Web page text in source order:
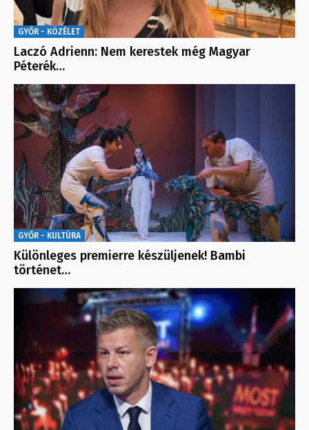
GYŐR - KÖZÉLET
Laczó Adrienn: Nem kerestek még Magyar
Péterék…
GYŐR - KULTÚRA
Különleges premierre készüljenek! Bambi
történet…